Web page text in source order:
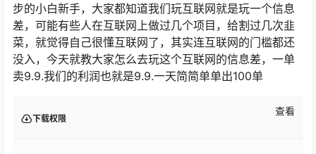
步的小白新手，大家都知道我们玩互联网就是玩一个信息
差，可能有些人在互联网上做过几个项目，给割过几次韭
菜，就觉得自己很懂互联网了，其实连互联网的门槛都还
没入，今天就教大家怎么去玩这个互联网的信息差，一单
卖9.9.我们的利润也就是9.9.一天简简单单出100单
下载权限
查看